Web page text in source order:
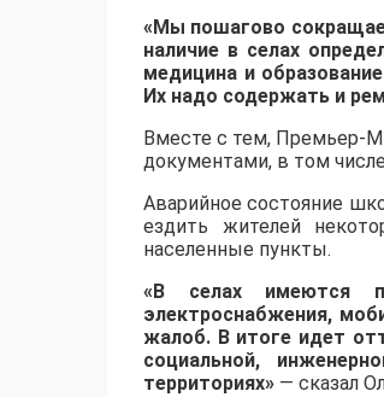
«Мы пошагово
наличие в селах
медицина и
Их надо содержать и
Вместе с тем, Премьер-
документами, в том
Аварийное состояние
ездить жителей
населенные пункты.
«В селах имеются
электроснабжения,
жалоб. В итоге идет
социальной,
территориях» — сказал